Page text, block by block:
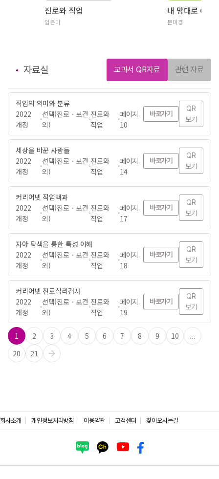
진로와 직업
임은미 문미경
자료실 교과서 QR자료 관련 자료
직업의 의미와 분류
2022
개정
선택(진로ㆍ보건
외)
진로와
직업
페이지
10
바로가기
QR
보기
세상을 바꾼 사람들
2022
개정
선택(진로ㆍ보건
외)
진로와
직업
페이지
14
바로가기
QR
보기
커리어넷 직업백과
2022
개정
선택(진로ㆍ보건
외)
진로와
직업
페이지
17
바로가기
QR
보기
자아 탐색을 통한 특성 이해
2022
개정
선택(진로ㆍ보건
외)
진로와
직업
페이지
18
바로가기
QR
보기
커리어넷 진로심리검사
2022
개정
선택(진로ㆍ보건
외)
진로와
직업
페이지
19
바로가기
QR
보기
1 2 3 4 5 6 7 8 9 10
...
20
21
회사소개 개인정보처리방침 이용약관 고객센터 찾아오시는길